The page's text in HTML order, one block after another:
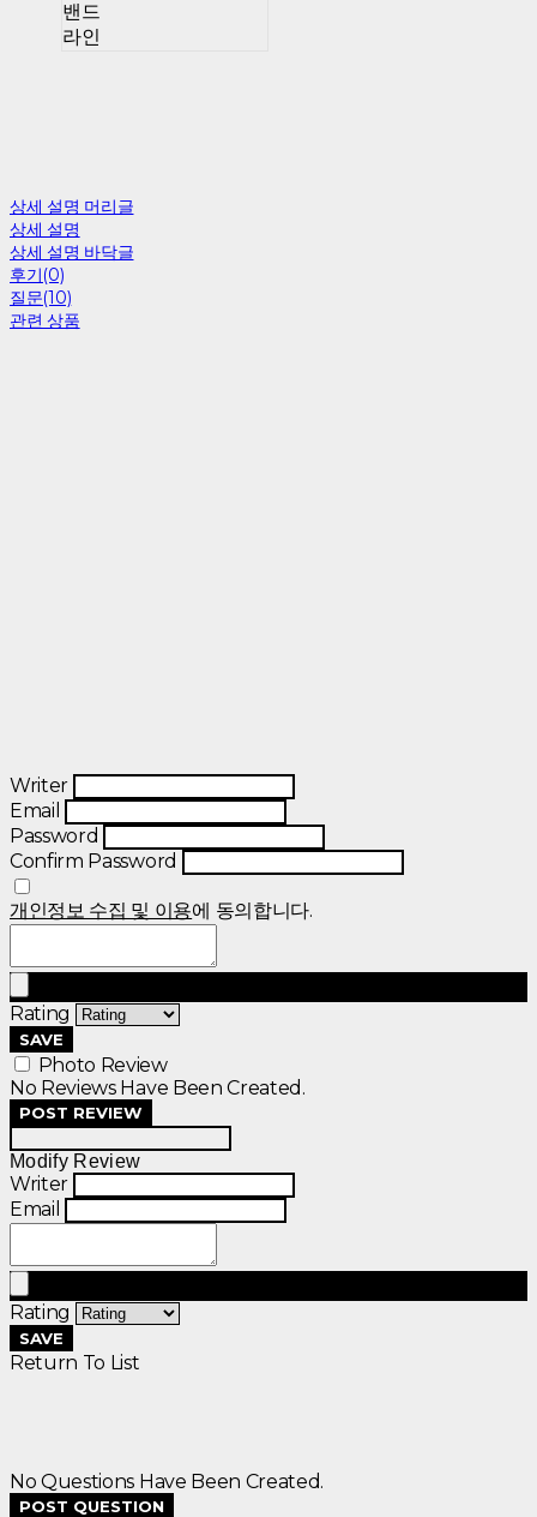
밴드
라인
상세 설명 머리글
상세 설명
상세 설명 바닥글
후기(0)
질문(10)
관련 상품
Writer
Email
Password
Confirm Password
개인정보 수집 및 이용에 동의합니다.
Rating
SAVE
Photo Review
No Reviews Have Been Created.
POST REVIEW
Modify Review
Writer
Email
Rating
SAVE
Return To List
No Questions Have Been Created.
POST QUESTION